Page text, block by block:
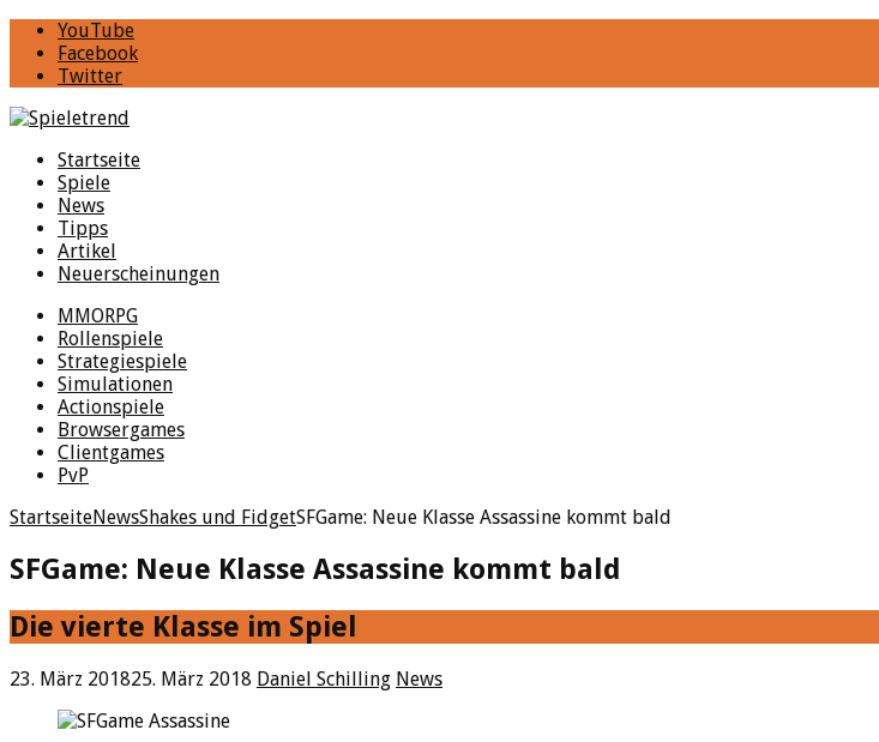
YouTube
Facebook
Twitter
Startseite
Spiele
News
Tipps
Artikel
Neuerscheinungen
MMORPG
Rollenspiele
Strategiespiele
Simulationen
Actionspiele
Browsergames
Clientgames
PvP
StartseiteNewsShakes und FidgetSFGame: Neue Klasse Assassine kommt bald
SFGame: Neue Klasse Assassine kommt bald
Die vierte Klasse im Spiel
23. März 201825. März 2018 Daniel Schilling News